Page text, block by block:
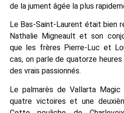
de la jument âgée la plus
Le Bas-Saint-Laurent était bien
Nathalie Migneault et son
que les frères Pierre-Luc et
cas, on parle de quatorze
des vrais passionnés.
Le palmarès de Vallarta
quatre victoires et une